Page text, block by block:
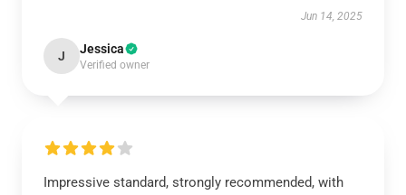
Jun 14, 2025
J Jessica
Verified owner
Impressive standard, strongly recommended, with